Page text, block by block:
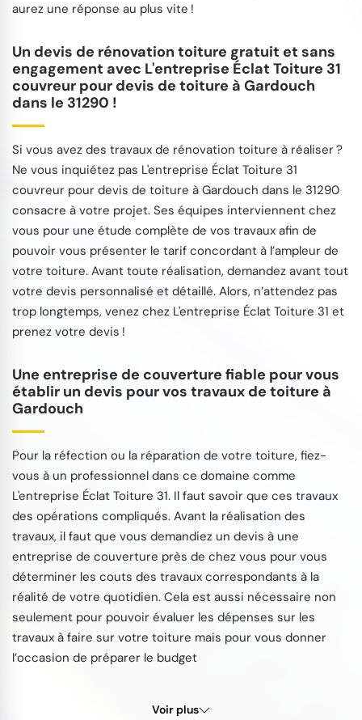
aurez une réponse au plus vite !
Un devis de rénovation toiture gratuit et sans
engagement avec L'entreprise Éclat Toiture 31
couvreur pour devis de toiture à Gardouch
dans le 31290 !
Si vous avez des travaux de rénovation toiture à réaliser ?
Ne vous inquiétez pas L'entreprise Éclat Toiture 31
couvreur pour devis de toiture à Gardouch dans le 31290
consacre à votre projet. Ses équipes interviennent chez
vous pour une étude complète de vos travaux afin de
pouvoir vous présenter le tarif concordant à l’ampleur de
votre toiture. Avant toute réalisation, demandez avant tout
votre devis personnalisé et détaillé. Alors, n’attendez pas
trop longtemps, venez chez L'entreprise Éclat Toiture 31 et
prenez votre devis !
Une entreprise de couverture fiable pour vous
établir un devis pour vos travaux de toiture à
Gardouch
Pour la réfection ou la réparation de votre toiture, fiez-
vous à un professionnel dans ce domaine comme
L'entreprise Éclat Toiture 31. Il faut savoir que ces travaux
des opérations compliqués. Avant la réalisation des
travaux, il faut que vous demandiez un devis à une
entreprise de couverture près de chez vous pour vous
déterminer les couts des travaux correspondants à la
réalité de votre quotidien. Cela est aussi nécessaire non
seulement pour pouvoir évaluer les dépenses sur les
travaux à faire sur votre toiture mais pour vous donner
l’occasion de préparer le budget
Voir plus